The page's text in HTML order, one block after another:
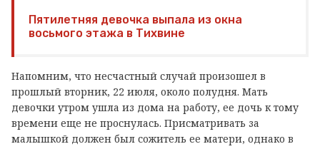
Пятилетняя девочка выпала из окна
восьмого этажа в Тихвине
Напомним, что несчастный случай произошел в
прошлый вторник, 22 июля, около полудня. Мать
девочки утром ушла из дома на работу, ее дочь к тому
времени еще не проснулась. Присматривать за
малышкой должен был сожитель ее матери, однако в